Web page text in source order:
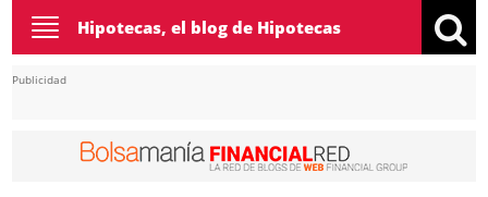
Toggle
navigation
Hipotecas, el blog de Hipotecas
Publicidad